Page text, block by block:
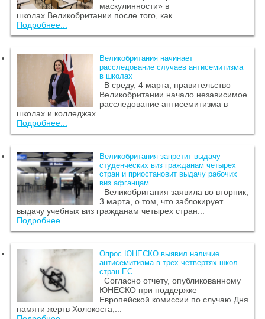
маскулинности» в
школах Великобритании после того, как...
Подробнее...
Великобритания начинает
расследование случаев антисемитизма
в школах
В среду, 4 марта, правительство
Великобритании начало независимое
расследование антисемитизма в
школах и колледжах...
Подробнее...
Великобритания запретит выдачу
студенческих виз гражданам четырех
стран и приостановит выдачу рабочих
виз афганцам
Великобритания заявила во вторник,
3 марта, о том, что заблокирует
выдачу учебных виз гражданам четырех стран...
Подробнее...
Опрос ЮНЕСКО выявил наличие
антисемитизма в трех четвертях школ
стран ЕС
Согласно отчету, опубликованному
ЮНЕСКО при поддержке
Европейской комиссии по случаю Дня
памяти жертв Холокоста,...